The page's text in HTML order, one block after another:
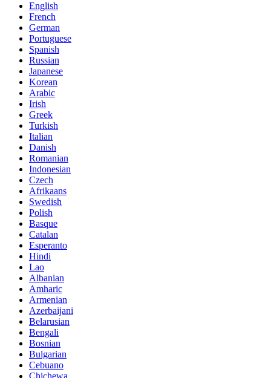
English
French
German
Portuguese
Spanish
Russian
Japanese
Korean
Arabic
Irish
Greek
Turkish
Italian
Danish
Romanian
Indonesian
Czech
Afrikaans
Swedish
Polish
Basque
Catalan
Esperanto
Hindi
Lao
Albanian
Amharic
Armenian
Azerbaijani
Belarusian
Bengali
Bosnian
Bulgarian
Cebuano